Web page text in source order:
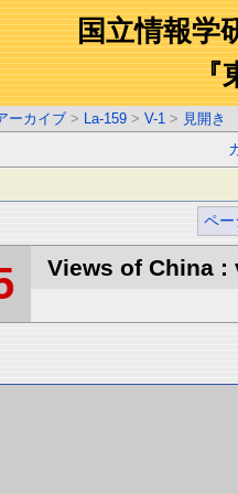
国立情報学
『
ーカイブ > La-159 > V-1 > 見開き
ペー
Views of China :